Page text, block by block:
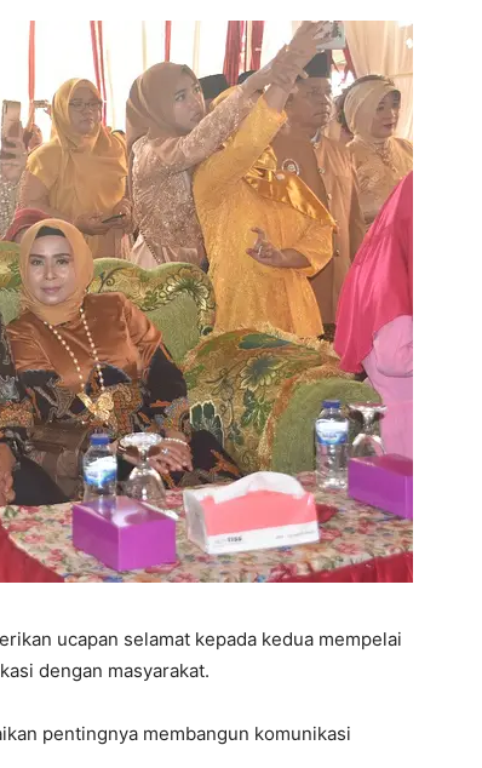
ucapan selamat kepada kedua mempelai
dengan masyarakat.
pentingnya membangun komunikasi